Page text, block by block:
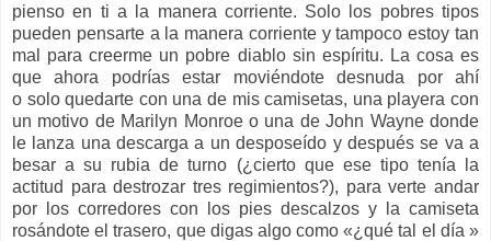
pienso en ti a la manera corriente. Solo los pobres tipos
pueden pensarte a la manera corriente y tampoco estoy tan
mal para creerme un pobre diablo sin espíritu. La cosa es
que ahora podrías estar moviéndote desnuda por ahí
o solo quedarte con una de mis camisetas, una playera con
un motivo de Marilyn Monroe o una de John Wayne donde
le lanza una descarga a un desposeído y después se va a
besar a su rubia de turno (¿cierto que ese tipo tenía la
actitud para destrozar tres regimientos?), para verte andar
por los corredores con los pies descalzos y la camiseta
rosándote el trasero, que digas algo como «¿qué tal el día »